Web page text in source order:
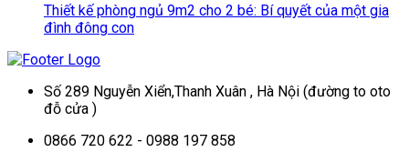
Thiết kế phòng ngủ 9m2 cho 2 bé: Bí quyết của một gia
đình đông con
Số 289 Nguyễn Xiển,Thanh Xuân , Hà Nội (đường to oto
đỗ cửa )
0866 720 622 - 0988 197 858